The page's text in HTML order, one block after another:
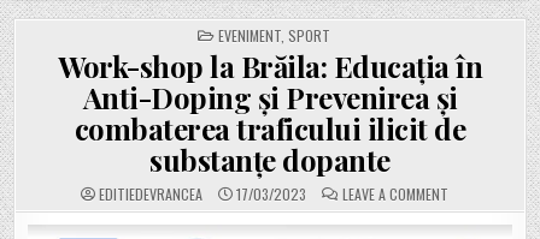
POSTED
IN
EVENIMENT SPORT
Work-shop la Brăila: Educația în
Anti-Doping și Prevenirea și
combaterea traficului ilicit de
substanțe dopante
EDITIEDEVRANCEA 17/03/2023 LEAVE A COMMENTON
WORK-
SHOP